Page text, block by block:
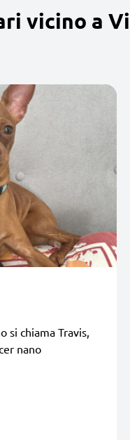
vicino a
si chiama Travis,
nano